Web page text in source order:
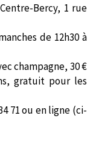
Bercy, 1 rue
de 12h30 à
champagne, 30 €
gratuit pour les
71 ou en ligne (ci-